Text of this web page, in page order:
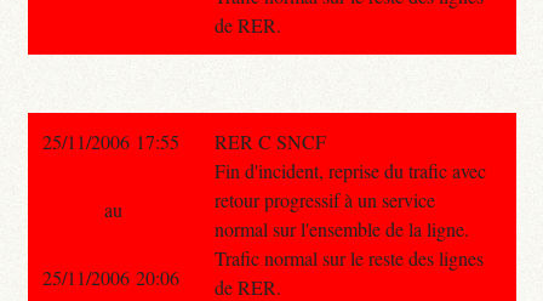
de RER.
25/11/2006 17:55
RER C SNCF
Fin d'incident, reprise du trafic avec
retour progressif à un service
normal sur l'ensemble de la ligne.
Trafic normal sur le reste des lignes
de RER.
au
25/11/2006 20:06